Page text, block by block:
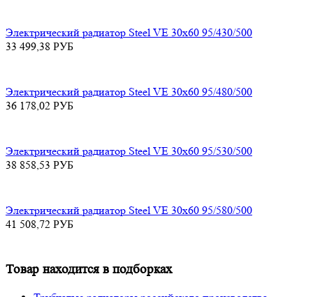
Электрический радиатор Steel VE 30х60 95/430/500
33 499,38 РУБ
Электрический радиатор Steel VE 30х60 95/480/500
36 178,02 РУБ
Электрический радиатор Steel VE 30х60 95/530/500
38 858,53 РУБ
Электрический радиатор Steel VE 30х60 95/580/500
41 508,72 РУБ
Товар находится в подборках